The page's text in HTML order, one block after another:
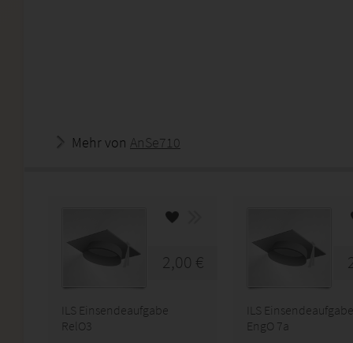
Mehr von AnSe710
2,00 €
ILS Einsendeaufgabe
RelO3
ILS Einsendeaufgabe
EngO 7a